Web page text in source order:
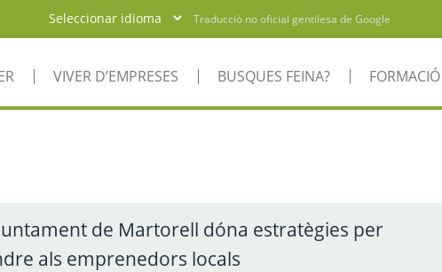
Traducció no oficial gentilesa de Google
VIVER D’EMPRESES BUSQUES FEINA? FORMACIÓ
de Martorell dóna estratègies per
als emprenedors locals